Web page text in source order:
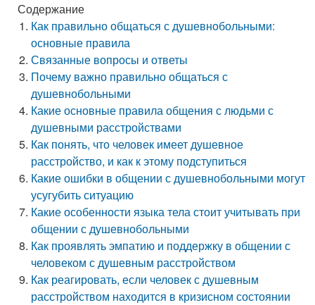
Содержание
Как правильно общаться с душевнобольными:
основные правила
Связанные вопросы и ответы
Почему важно правильно общаться с
душевнобольными
Какие основные правила общения с людьми с
душевными расстройствами
Как понять, что человек имеет душевное
расстройство, и как к этому подступиться
Какие ошибки в общении с душевнобольными могут
усугубить ситуацию
Какие особенности языка тела стоит учитывать при
общении с душевнобольными
Как проявлять эмпатию и поддержку в общении с
человеком с душевным расстройством
Как реагировать, если человек с душевным
расстройством находится в кризисном состоянии